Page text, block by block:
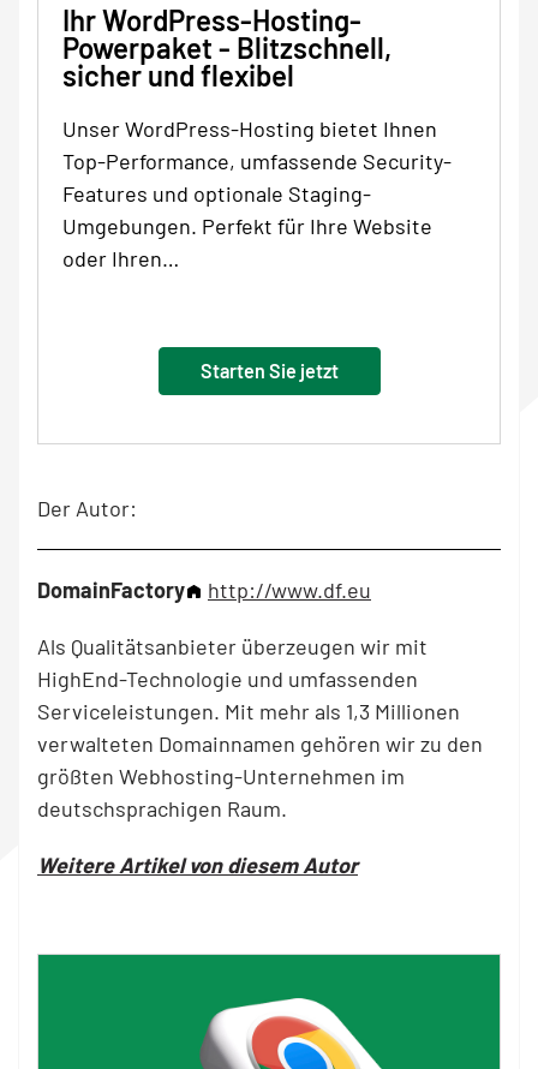
Ihr WordPress-Hosting-
Powerpaket - Blitzschnell,
sicher und flexibel
Unser WordPress-Hosting bietet Ihnen
Top-Performance, umfassende Security-
Features und optionale Staging-
Umgebungen. Perfekt für Ihre Website
oder Ihren…
Starten Sie jetzt
Der Autor:
DomainFactory http://www.df.eu
Als Qualitätsanbieter überzeugen wir mit
HighEnd-Technologie und umfassenden
Serviceleistungen. Mit mehr als 1,3 Millionen
verwalteten Domainnamen gehören wir zu den
größten Webhosting-Unternehmen im
deutschsprachigen Raum.
Weitere Artikel von diesem Autor